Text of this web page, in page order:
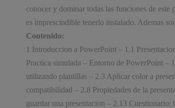
conocer y dominar todas las funciones de
es imprescindible tenerlo instalado. Ademas
Contenido:
1 Introduccion a PowerPoint – 1.1
Practica simulada – Entorno de PowerPoint –
utilizando plantillas – 2.3 Aplicar color a
compatibilidad – 2.8 Propiedades de la
guardar una presentacion – 2.13